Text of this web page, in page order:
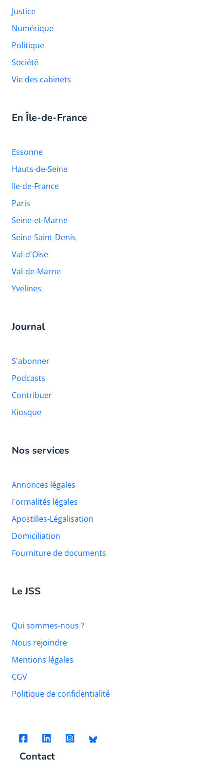
Justice
Numérique
Politique
Société
Vie des cabinets
En Île-de-France
Essonne
Hauts-de-Seine
Ile-de-France
Paris
Seine-et-Marne
Seine-Saint-Denis
Val-d'Oise
Val-de-Marne
Yvelines
Journal
S'abonner
Podcasts
Contribuer
Kiosque
Nos services
Annonces légales
Formalités légales
Apostilles-Légalisation
Domiciliation
Fourniture de documents
Le JSS
Qui sommes-nous ?
Nous rejoindre
Mentions légales
CGV
Politique de confidentialité
Contact